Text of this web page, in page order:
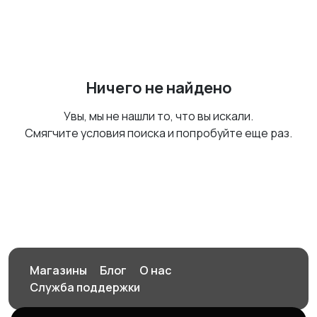
Ничего не найдено
Увы, мы не нашли то, что вы искали.
Смягчите условия поиска и попробуйте еще раз.
Магазины Блог
О нас
Служба поддержки